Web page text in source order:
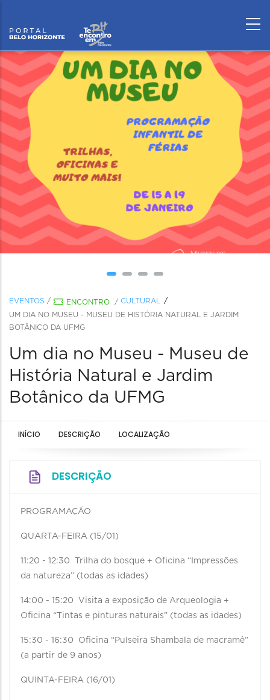
EVENTOS / ENCONTRO / CULTURAL
UM DIA NO MUSEU - MUSEU DE HISTÓRIA NATURAL E JARDIM
BOTÂNICO DA UFMG
Um dia no Museu - Museu de
História Natural e Jardim
Botânico da UFMG
INÍCIO DESCRIÇÃO LOCALIZAÇÃO
DESCRIÇÃO
PROGRAMAÇÃO
QUARTA-FEIRA (15/01)
11:20 - 12:30 Trilha do bosque + Oficina “Impressões
da natureza” (todas as idades)
14:00 - 15:20 Visita a exposição de Arqueologia +
Oficina “Tintas e pinturas naturais” (todas as idades)
15:30 - 16:30 Oficina “Pulseira Shambala de macramê”
(a partir de 9 anos)
QUINTA-FEIRA (16/01)